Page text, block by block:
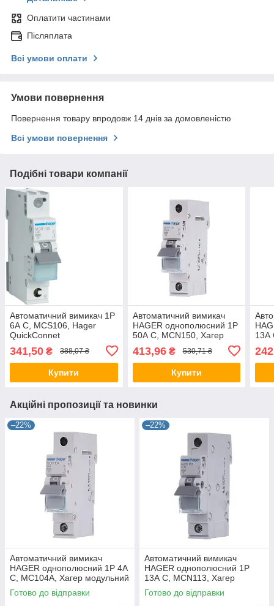
Оплатити частинами
Післяплата
Всі умови оплати
Умови повернення
Повернення товару впродовж 14 днів за домовленістю
Всі умови повернення
Подібні товари компанії
Автоматичний вимикач 1P
6А C, MCS106, Hager
QuickConnet
модульний автомат для
щитів
341,50 ₴ 388,07 ₴
Купити
Автоматичний вимикач
HAGER однополюсний 1P
50А C, MCN150, Хагер
модульний автомат для
щитів і боксів
413,96₴ 530,71 ₴
Купити
13А
Акційні пропозиції та новинки
–22%
Автоматичний вимикач
HAGER однополюсний 1P 4А
C, MC104A, Хагер модульний
автомат для щитів і боксів
Готово до відправки
–22%
Автоматичний вимикач
HAGER однополюсний 1P
13А C, MCN113, Хагер
модульний автомат для
щитів і боксів
Готово до відправки